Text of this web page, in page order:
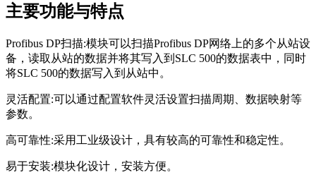
主要功能与特点
Profibus DP扫描:模块可以扫描Profibus DP网络上的多个从站设
备，读取从站的数据并将其写入到SLC 500的数据表中，同时
将SLC 500的数据写入到从站中。
灵活配置:可以通过配置软件灵活设置扫描周期、数据映射等
参数。
高可靠性:采用工业级设计，具有较高的可靠性和稳定性。
易于安装:模块化设计，安装方便。